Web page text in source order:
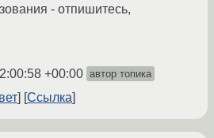
- отпишитесь,
+00:00 автор топика
Ссылка